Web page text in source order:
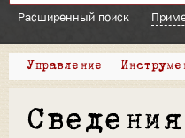
Расширенный поиск
Управление